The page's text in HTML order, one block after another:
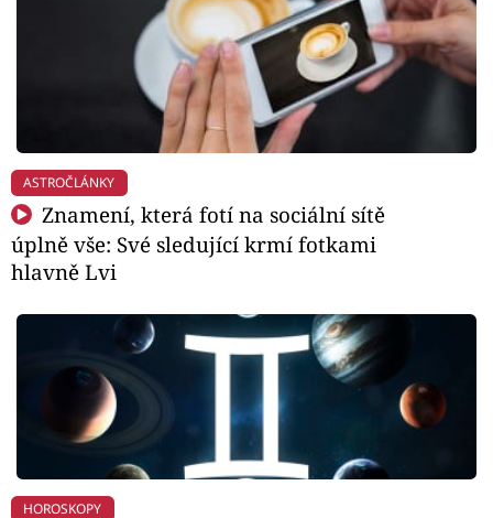
ASTROČLÁNKY
Znamení, která fotí na sociální sítě
úplně vše: Své sledující krmí fotkami
hlavně Lvi
HOROSKOPY